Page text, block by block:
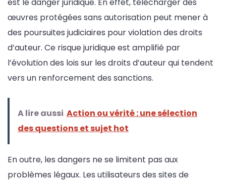
œuvres protégées sans autorisation peut mener à
des poursuites judiciaires pour violation des droits
d’auteur. Ce risque juridique est amplifié par
l’évolution des lois sur les droits d’auteur qui tendent
vers un renforcement des sanctions.
A lire aussi Action ou vérité : une sélection
des questions et sujet hot
En outre, les dangers ne se limitent pas aux
problèmes légaux. Les utilisateurs des sites de